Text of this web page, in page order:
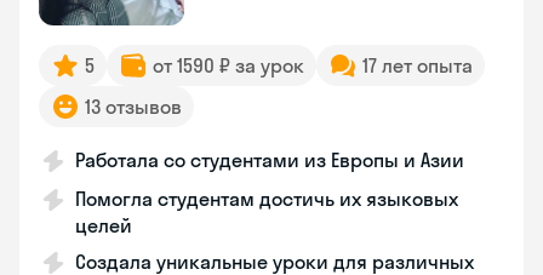
5 от 1590 ₽ за урок
17 лет опыта
13 отзывов
Работала со студентами из Европы и Азии
Помогла студентам достичь их языковых
целей
Создала уникальные уроки для различных